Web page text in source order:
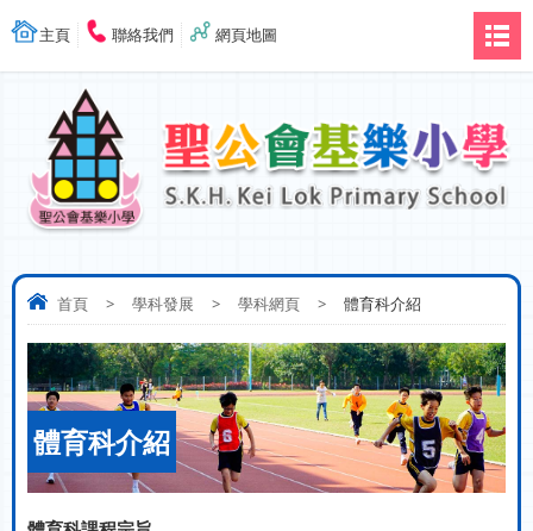
主頁 聯絡我們 網頁地圖
首頁 > 學科發展 > 學科網頁 > 體育科介紹
體育科介紹